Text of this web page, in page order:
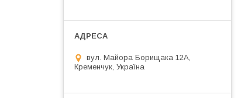
вул. Майора Борищака 12А,
Кременчук, Україна